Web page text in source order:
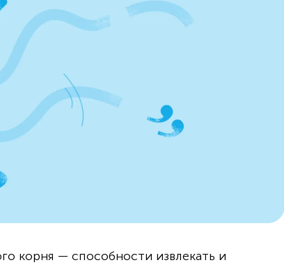
корня — способности извлекать и